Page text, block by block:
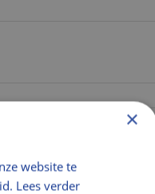
×
website te
Lees verder